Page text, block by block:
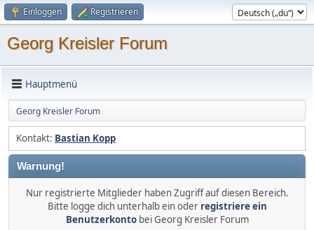
Einloggen Registrieren
Georg Kreisler Forum
Hauptmenü
Georg Kreisler Forum
Kontakt: Bastian Kopp
Warnung!
Nur registrierte Mitglieder haben Zugriff auf diesen Bereich.
Bitte logge dich unterhalb ein oder registriere ein
Benutzerkontobei Georg Kreisler Forum